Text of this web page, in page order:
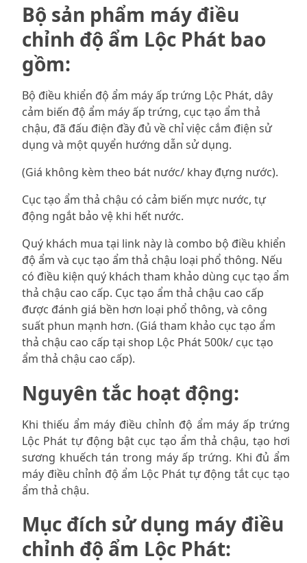
Bộ sản phẩm máy điều
chỉnh độ ẩm Lộc Phát bao
gồm:
Bộ điều khiển độ ẩm máy ấp trứng Lộc Phát, dây
cảm biến độ ẩm máy ấp trứng, cục tạo ẩm thả
chậu, đã đấu điện đầy đủ về chỉ việc cắm điện sử
dụng và một quyển hướng dẫn sử dụng.
(Giá không kèm theo bát nước/ khay đựng nước).
Cục tạo ẩm thả chậu có cảm biến mực nước, tự
động ngắt bảo vệ khi hết nước.
Quý khách mua tại link này là combo bộ điều khiển
độ ẩm và cục tạo ẩm thả chậu loại phổ thông. Nếu
có điều kiện quý khách tham khảo dùng cục tạo ẩm
thả chậu cao cấp. Cục tạo ẩm thả chậu cao cấp
được đánh giá bền hơn loại phổ thông, và công
suất phun mạnh hơn. (Giá tham khảo cục tạo ẩm
thả chậu cao cấp tại shop Lộc Phát 500k/ cục tạo
ẩm thả chậu cao cấp).
Nguyên tắc hoạt động:
Khi thiếu ẩm máy điều chỉnh độ ẩm máy ấp trứng
Lộc Phát tự động bật cục tạo ẩm thả chậu, tạo hơi
sương khuếch tán trong máy ấp trứng. Khi đủ ẩm
máy điều chỉnh độ ẩm Lộc Phát tự động tắt cục tạo
ẩm thả chậu.
Mục đích sử dụng máy điều
chỉnh độ ẩm Lộc Phát: